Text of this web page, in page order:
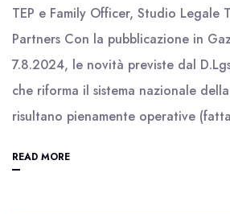
TEP e Family Officer, Studio Legale
Partners Con la pubblicazione in
7.8.2024, le novità previste dal
che riforma il sistema nazionale
risultano pienamente operative (fatta
READ MORE